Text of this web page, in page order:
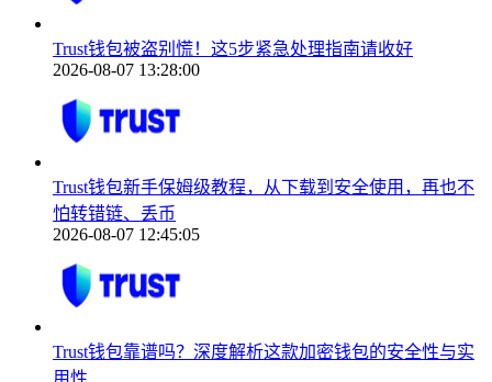
Trust钱包被盗别慌！这5步紧急处理指南请收好
2026-08-07 13:28:00
Trust钱包新手保姆级教程，从下载到安全使用，再也不
怕转错链、丢币
2026-08-07 12:45:05
Trust钱包靠谱吗？深度解析这款加密钱包的安全性与实
用性